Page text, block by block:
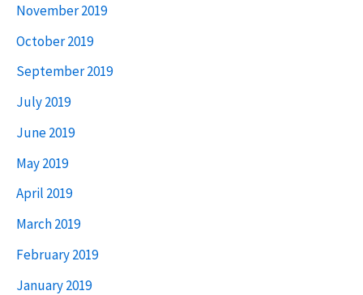
November 2019
October 2019
September 2019
July 2019
June 2019
May 2019
April 2019
March 2019
February 2019
January 2019